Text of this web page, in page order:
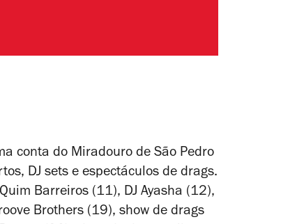
conta do Miradouro de São Pedro
DJ sets e espectáculos de drags.
Barreiros (11), DJ Ayasha (12),
Brothers (19), show de drags